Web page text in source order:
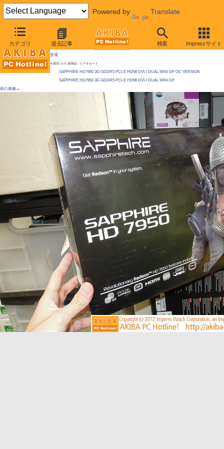
Powered by Translate
カテゴリ 過去記事 検索 Impressサイト
AKIBA PC Hotline!
[拡大画像]Radeon HD 7950が発売に、7970の下位、4万円台後半 / OCモデルや独自ファンモデルも
登場
今週見つけた新製品：ビデオカード
SAPPHIRE HD7950 3G GDDR5 PCI-E HDMI DVI-I DUAL MINI DP OC VERSION
SAPPHIRE HD7950 3G GDDR5 PCI-E HDMI DVI-I DUAL MINI DP
前の画像←